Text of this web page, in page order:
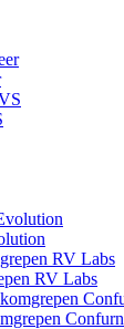
RV Labs
Confurn